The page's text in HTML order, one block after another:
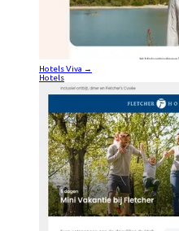
Hotels Viva →
Hotels